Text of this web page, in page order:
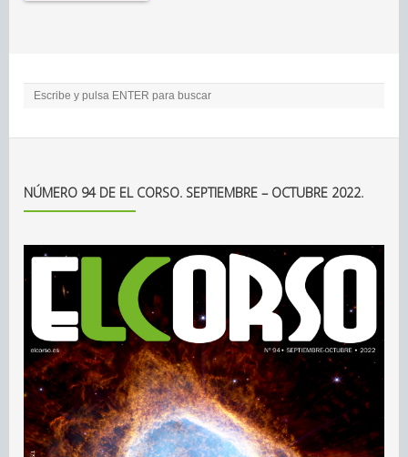
NÚMERO 94 DE EL CORSO. SEPTIEMBRE – OCTUBRE 2022.